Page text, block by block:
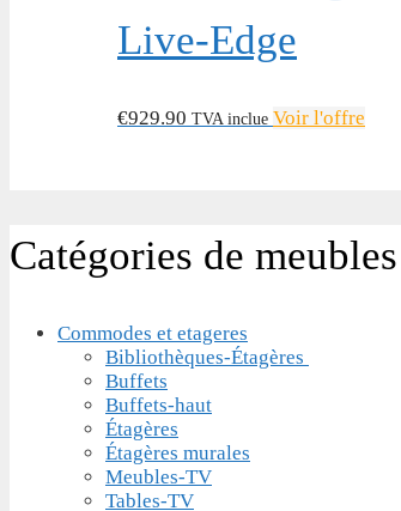
Live-Edge
€929.90 TVA inclue Voir l'offre
Catégories de meubles
Commodes et etageres
Bibliothèques-Étagères
Buffets
Buffets-haut
Étagères
Étagères murales
Meubles-TV
Tables-TV